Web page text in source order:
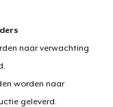
naar verwachting
worden naar
geleverd.